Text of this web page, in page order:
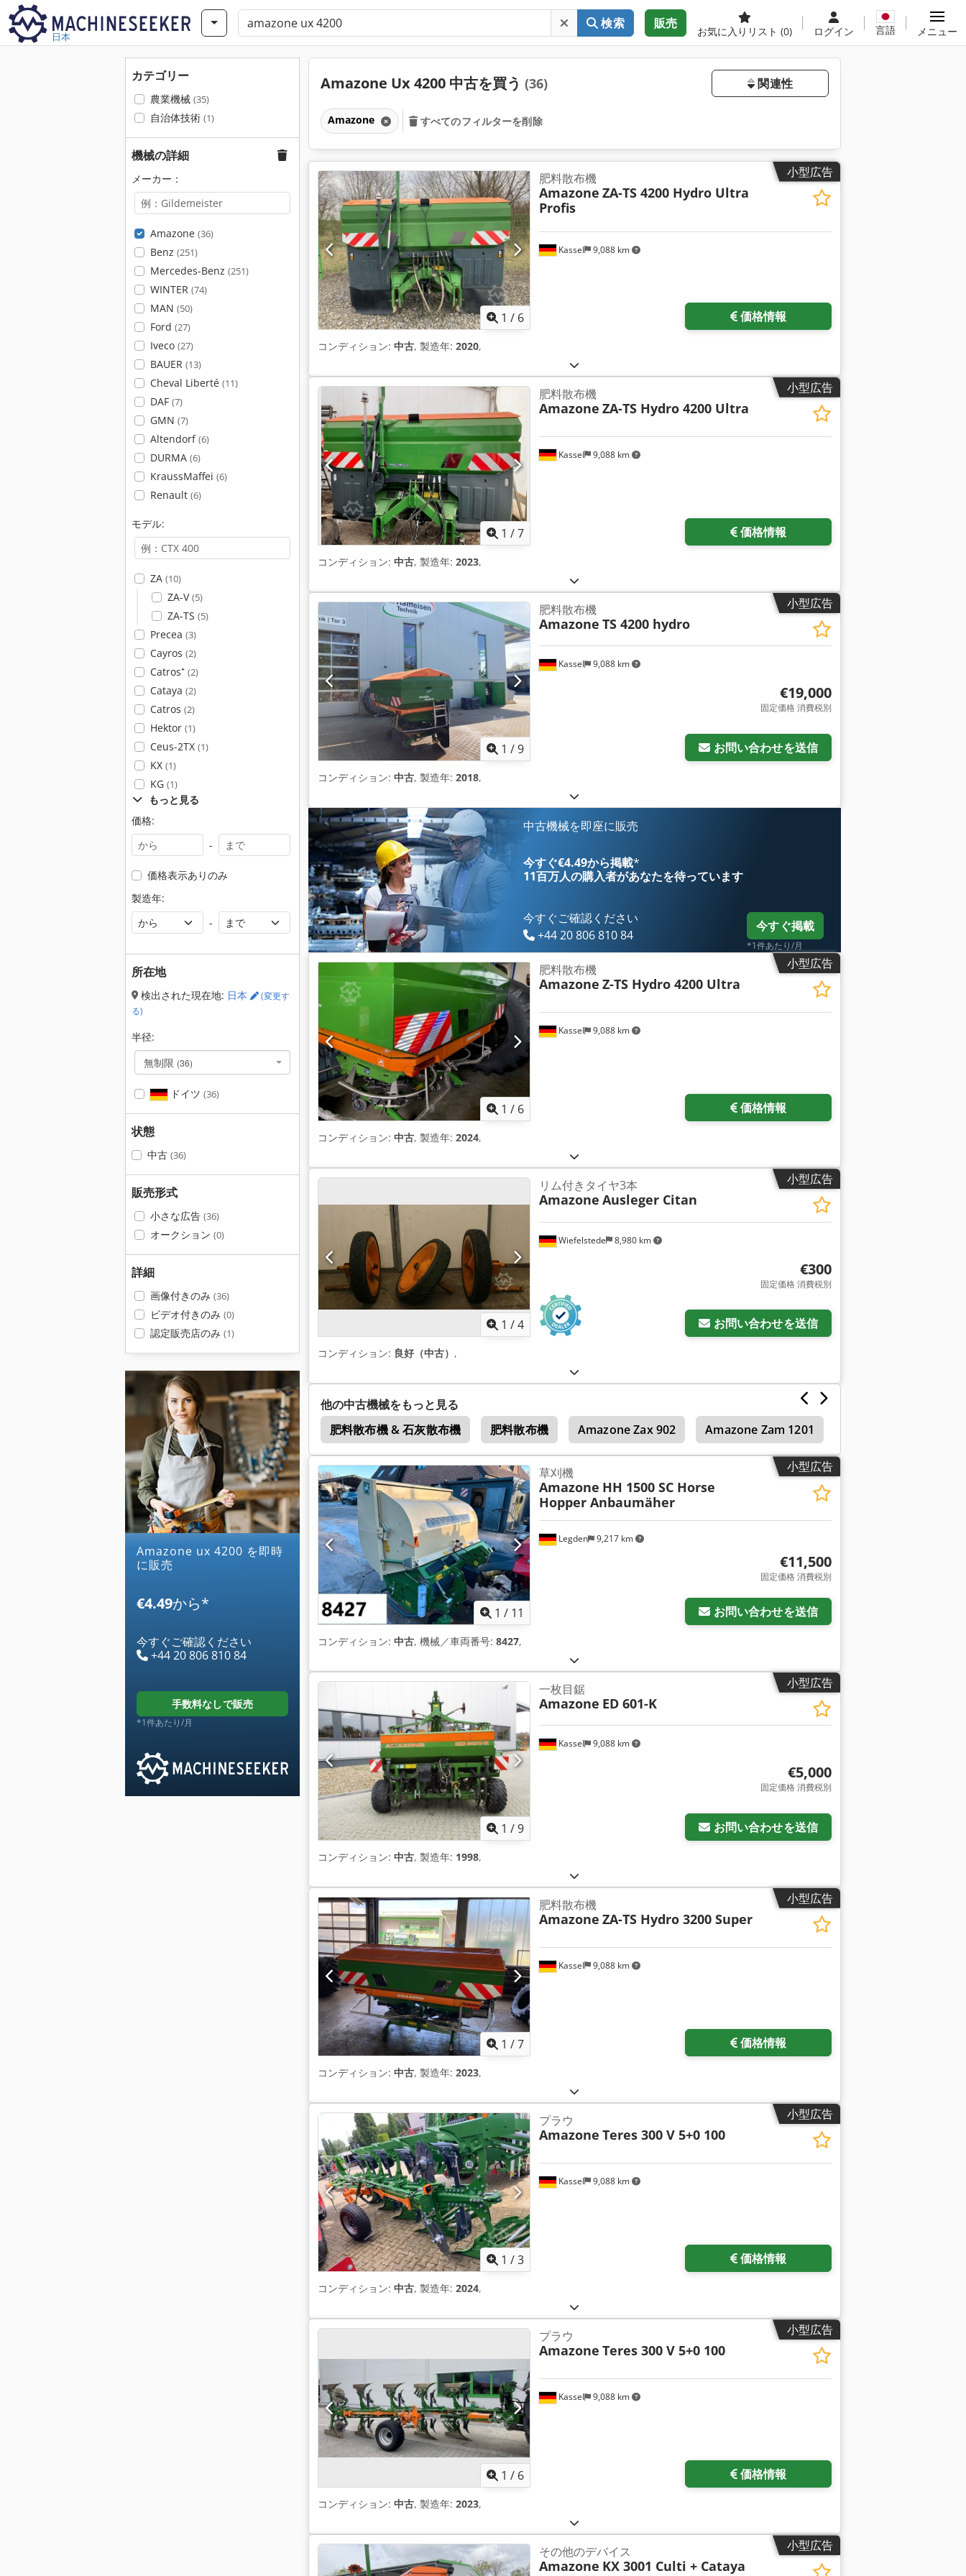
日本
検索 販売
お気に入りリスト (0) ログイン 言語 メニュー
カテゴリー
農業機械 (35)
自治体技術 (1)
機械の詳細
メーカー：
Amazone (36)
Benz (251)
Mercedes-Benz (251)
WINTER (74)
MAN (50)
Ford (27)
Iveco (27)
BAUER (13)
Cheval Liberté (11)
DAF (7)
GMN (7)
Altendorf(6)
DURMA (6)
KraussMaffei (6)
Renault (6)
モデル:
ZA (10)
ZA-V(5)
ZA-TS (5)
Precea (3)
Cayros (2)
Catros⁺ (2)
Cataya (2)
Catros (2)
Hektor (1)
Ceus-2TX (1)
KX (1)
KG (1)
もっと見る
価格:
-
価格表示ありのみ
製造年:
-
所在地
検出された現在地: 日本
(変更す
る)
半径:
無制限 (36)
ドイツ (36)
状態
中古 (36)
販売形式
小さな広告 (36)
オークション (0)
詳細
画像付きのみ (36)
ビデオ付きのみ (0)
認定販売店のみ (1)
amazone ux 4200 を即時
に販売
€4.49から*
今すぐご確認ください
+44 20 806 810 84
手数料なしで販売
*1件あたり/月
Amazone Ux 4200 中古を買う (36) 関連性
Amazone すべてのフィルターを削除
小型広告
1 / 6
Kassel 9,088 km
肥料散布機
Amazone ZA-TS 4200 Hydro Ultra
Profis
価格情報
コンディション: 中古, 製造年: 2020,
小型広告
1 /7
Kassel 9,088 km
肥料散布機
Amazone ZA-TS Hydro 4200 Ultra
価格情報
コンディション: 中古, 製造年: 2023,
小型広告
1 /9
Kassel 9,088 km
肥料散布機
Amazone TS 4200 hydro
€19,000
固定価格 消費税別
お問い合わせを送信
コンディション: 中古, 製造年: 2018,
中古機械を即座に販売
今すぐ€4.49から掲載*
11百万人の購入者があなたを待っています
今すぐご確認ください
+44 20 806 810 84
今すぐ掲載
*1件あたり/月
小型広告
1 / 6
Kassel 9,088 km
肥料散布機
Amazone Z-TS Hydro 4200 Ultra
価格情報
コンディション: 中古, 製造年: 2024,
小型広告
1 /4
Wiefelstede 8,980 km
リム付きタイヤ3本
Amazone Ausleger Citan
€300
固定価格 消費税別
お問い合わせを送信
コンディション: 良好（中古） ,
他の中古機械をもっと見る
肥料散布機 & 石灰散布機
肥料散布機 Amazone Zax 902 Amazone Zam 1201
Amazone Zam 1201 Amazone Ux 5200
小型広告
1 / 11
Legden 9,217 km
草刈機
Amazone HH 1500 SC Horse
Hopper Anbaumäher
€11,500
固定価格 消費税別
お問い合わせを送信
コンディション: 中古, 機械／車両番号: 8427,
小型広告
1 /9
Kassel 9,088 km
一枚目鋸
Amazone ED 601-K
€5,000
固定価格 消費税別
お問い合わせを送信
コンディション: 中古, 製造年: 1998,
小型広告
1 /7
Kassel 9,088 km
肥料散布機
Amazone ZA-TS Hydro 3200 Super
価格情報
コンディション: 中古, 製造年: 2023,
小型広告
1 /3
Kassel 9,088 km
プラウ
Amazone Teres 300 V 5+0 100
価格情報
コンディション: 中古, 製造年: 2024,
小型広告
1 / 6
Kassel 9,088 km
プラウ
Amazone Teres 300 V 5+0 100
価格情報
コンディション: 中古, 製造年: 2023,
小型広告
その他のデバイス
Amazone KX 3001 Culti + Cataya